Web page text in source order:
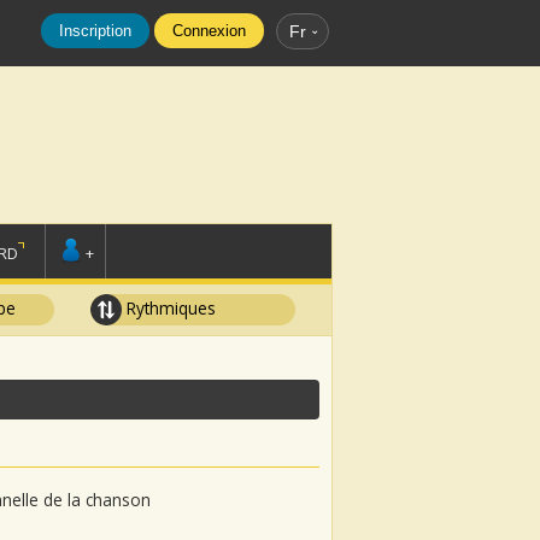
Inscription Connexion Fr
+
Rythmiques
de la chanson